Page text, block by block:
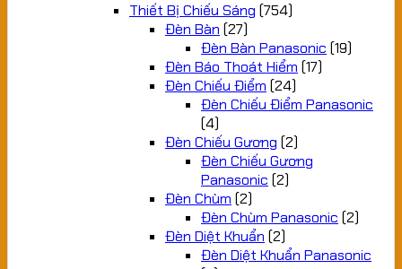
Thiết Bị Chiếu Sáng (754)
Đèn Bàn (27)
Đèn Bàn Panasonic (19)
Đèn Báo Thoát Hiểm (17)
Đèn Chiếu Điểm (24)
Đèn Chiếu Điểm Panasonic
(4)
Đèn Chiếu Gương (2)
Đèn Chiếu Gương
Panasonic (2)
Đèn Chùm (2)
Đèn Chùm Panasonic (2)
Đèn Diệt Khuẩn (2)
Đèn Diệt Khuẩn Panasonic